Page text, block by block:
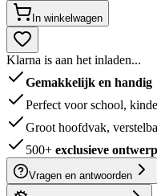
In winkelwagen
Klarna is aan het inladen...
Gemakkelijk en handig
Perfect voor school,
Groot hoofdvak,
500+ exclusieve
Vragen en antwoorden